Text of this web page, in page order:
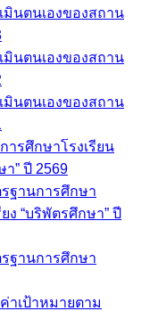
มินตนเองของสถาน
มินตนเองของสถาน
มินตนเองของสถาน
ารศึกษาโรงเรียน
า” ปี 2569
ฐานการศึกษา
ง “บริพัตรศึกษา” ปี
ฐานการศึกษา
าเป้าหมายตาม